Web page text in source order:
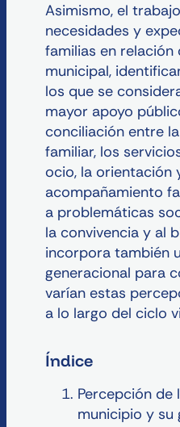
Asimismo, el
necesidades y
familias en relación
municipal,
los que se
mayor apoyo
conciliación entre
familiar, los
ocio, la orientación
acompañamiento
a problemáticas
la convivencia y al
incorpora también
generacional para
varían estas
a lo largo del ciclo
Índice
Percepción de
municipio y su